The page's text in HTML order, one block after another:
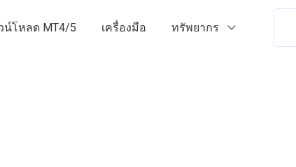
น์โหลด MT4/5 เครื่องมือ ทรัพยากร